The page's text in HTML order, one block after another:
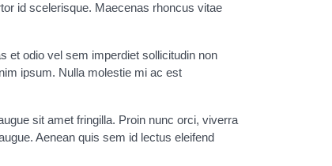
id scelerisque. Maecenas rhoncus vitae
et odio vel sem imperdiet sollicitudin non
ipsum. Nulla molestie mi ac est
sit amet fringilla. Proin nunc orci, viverra
Aenean quis sem id lectus eleifend